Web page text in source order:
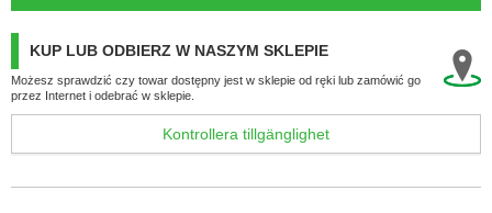
KUP LUB ODBIERZ W NASZYM SKLEPIE
Możesz sprawdzić czy towar dostępny jest w sklepie od ręki lub zamówić go
przez Internet i odebrać w sklepie.
Kontrollera tillgänglighet